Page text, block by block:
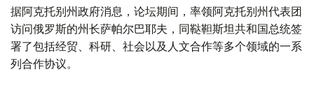
据阿克托别州政府消息，论坛期间，率领阿克托别州代表团
访问俄罗斯的州长萨帕尔巴耶夫，同鞑靼斯坦共和国总统签
署了包括经贸、科研、社会以及人文合作等多个领域的一系
列合作协议。